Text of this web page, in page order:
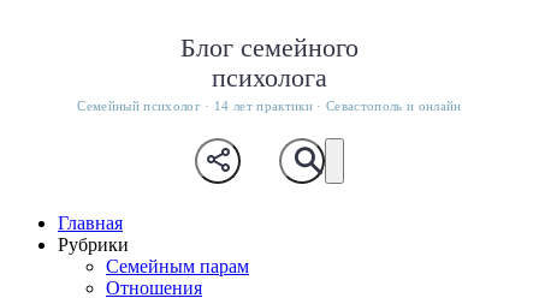
Блог семейного
психолога
Семейный психолог · 14 лет практики · Севастополь и онлайн
Главная
Рубрики
Семейным парам
Отношения